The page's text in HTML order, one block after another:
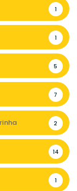
1
1
5
7
2
14
1